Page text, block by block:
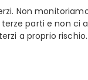
Non
parti e non ci
a proprio rischio.